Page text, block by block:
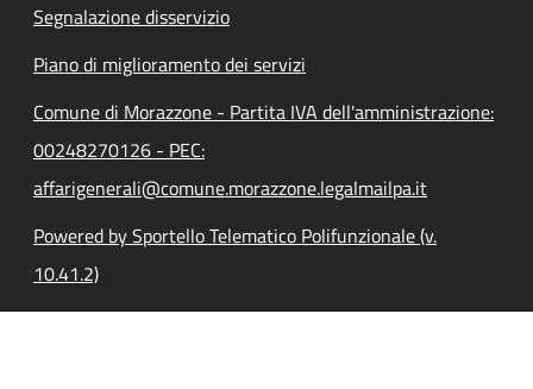
Segnalazione disservizio
Piano di miglioramento dei servizi
Comune di Morazzone - Partita IVA dell'amministrazione:
00248270126 - PEC:
affarigenerali@comune.morazzone.legalmailpa.it
Powered by Sportello Telematico Polifunzionale (v.
10.41.2)